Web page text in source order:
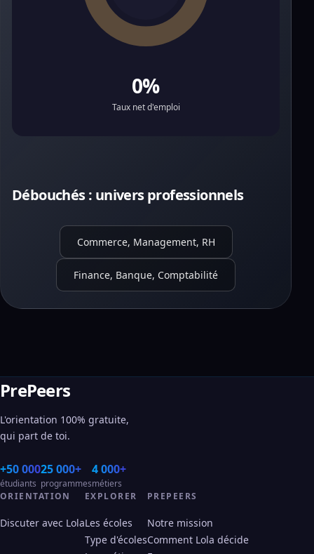
0%
Taux net d'emploi
Débouchés : univers professionnels
Commerce, Management, RH
Finance, Banque, Comptabilité
PrePeers
L'orientation 100% gratuite,
qui part de toi.
+50 000
étudiants
25 000+
programmes
4 000+
métiers
ORIENTATION
Discuter avec Lola
EXPLORER
Les écoles
Type d'écoles
PREPEERS
Notre mission
Comment Lola décide